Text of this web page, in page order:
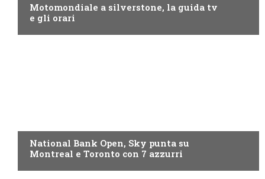
Motomondiale a silverstone, la guida tv
e gli orari
National Bank Open, Sky punta su
Montreal e Toronto con 7 azzurri